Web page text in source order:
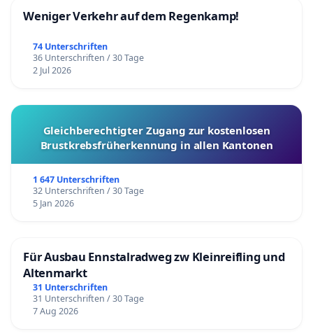
Weniger Verkehr auf dem Regenkamp!
74 Unterschriften
36 Unterschriften / 30 Tage
2 Jul 2026
Gleichberechtigter Zugang zur kostenlosen
Brustkrebsfrüherkennung in allen Kantonen
1 647 Unterschriften
32 Unterschriften / 30 Tage
5 Jan 2026
Für Ausbau Ennstalradweg zw Kleinreifling und
Altenmarkt
31 Unterschriften
31 Unterschriften / 30 Tage
7 Aug 2026